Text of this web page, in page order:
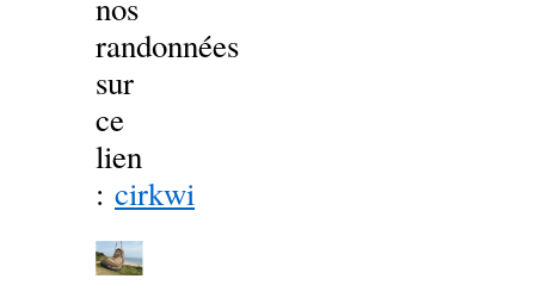
randonnées
sur
ce
lien
: cirkwi